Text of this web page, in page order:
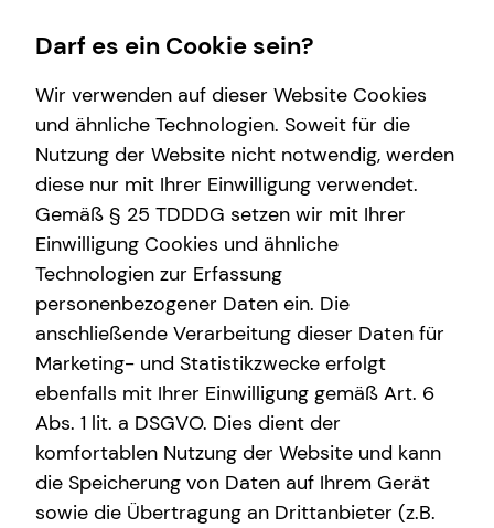
Wissenswertes
Über tecis
Magnus Wiegmann
Darf es ein Cookie sein?
Wir verwenden auf dieser Website Cookies
und ähnliche Technologien. Soweit für die
Nutzung der Website nicht notwendig, werden
diese nur mit Ihrer Einwilligung verwendet.
Gemäß § 25 TDDDG setzen wir mit Ihrer
Einwilligung Cookies und ähnliche
Technologien zur Erfassung
personenbezogener Daten ein. Die
anschließende Verarbeitung dieser Daten für
Marketing- und Statistikzwecke erfolgt
ebenfalls mit Ihrer Einwilligung gemäß Art. 6
Abs. 1 lit. a DSGVO. Dies dient der
komfortablen Nutzung der Website und kann
die Speicherung von Daten auf Ihrem Gerät
sowie die Übertragung an Drittanbieter (z.B.